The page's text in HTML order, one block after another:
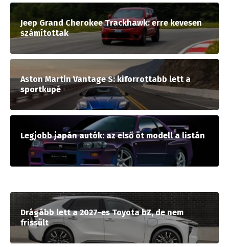
Jeep Grand Cherokee Trackhawk: erre kevesen
számítottak
Aston Martin Vantage S: kiforrottabb lett a
sportkupé
Legjobb japán autók: az első öt modell a listán
Drágább lett a 2027-es Toyota bZ, de nem
frissült